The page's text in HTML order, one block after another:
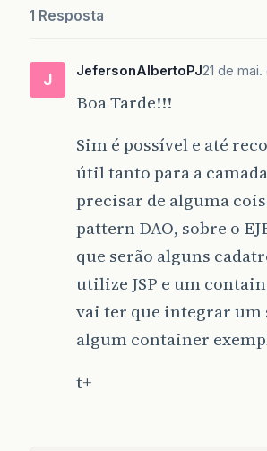
1 Resposta
J JefersonAlbertoPJ21 de
Boa Tarde!!!
Sim é possível e até
útil tanto para a
precisar de alguma
pattern DAO, sobre o
que serão alguns
utilize JSP e um
vai ter que integrar um
algum container
t+